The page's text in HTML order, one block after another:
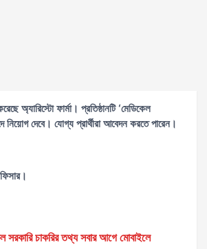
অ্যারিস্টো ফার্মা। প্রতিষ্ঠানটি ‘মেডিকেল
দেবে। যোগ্য প্রার্থীরা আবেদন করতে পারেন।
সরকারি চাকরির তথ্য সবার আগে মোবাইলে